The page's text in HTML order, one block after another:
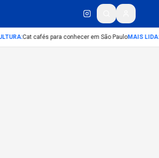
:Cat cafés para conhecer em São PauloMAIS LIDA: